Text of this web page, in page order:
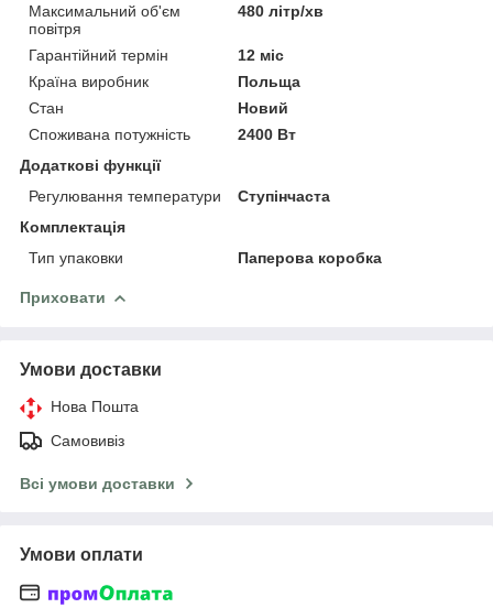
Максимальний об'єм
повітря
480 літр/хв
Гарантійний термін
12 міс
Країна виробник
Польща
Стан
Новий
Споживана потужність
2400 Вт
Додаткові функції
Регулювання температури
Ступінчаста
Комплектація
Тип упаковки
Паперова коробка
Приховати
Умови доставки
Нова Пошта
Самовивіз
Всі умови доставки
Умови оплати